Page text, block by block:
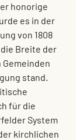
honorige
es in der
von 1808
Breite der
stand.
für die
System
kirchlichen